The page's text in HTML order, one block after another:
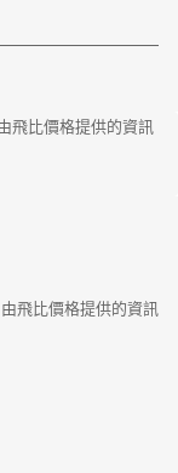
）、巫師地理（高
飛比價格提供的資訊
由飛比價格提供的資訊